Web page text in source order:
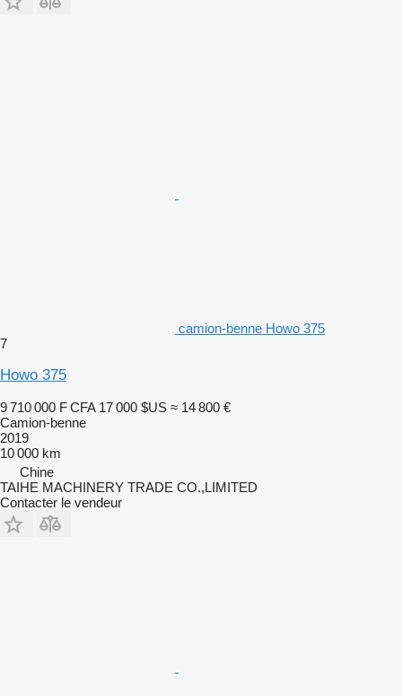
camion-benne Howo 375
7
Howo 375
9 710 000 F CFA 17 000 $US ≈ 14 800 €
Camion-benne
2019
10 000 km
Chine
TAIHE MACHINERY TRADE CO.,LIMITED
Contacter le vendeur